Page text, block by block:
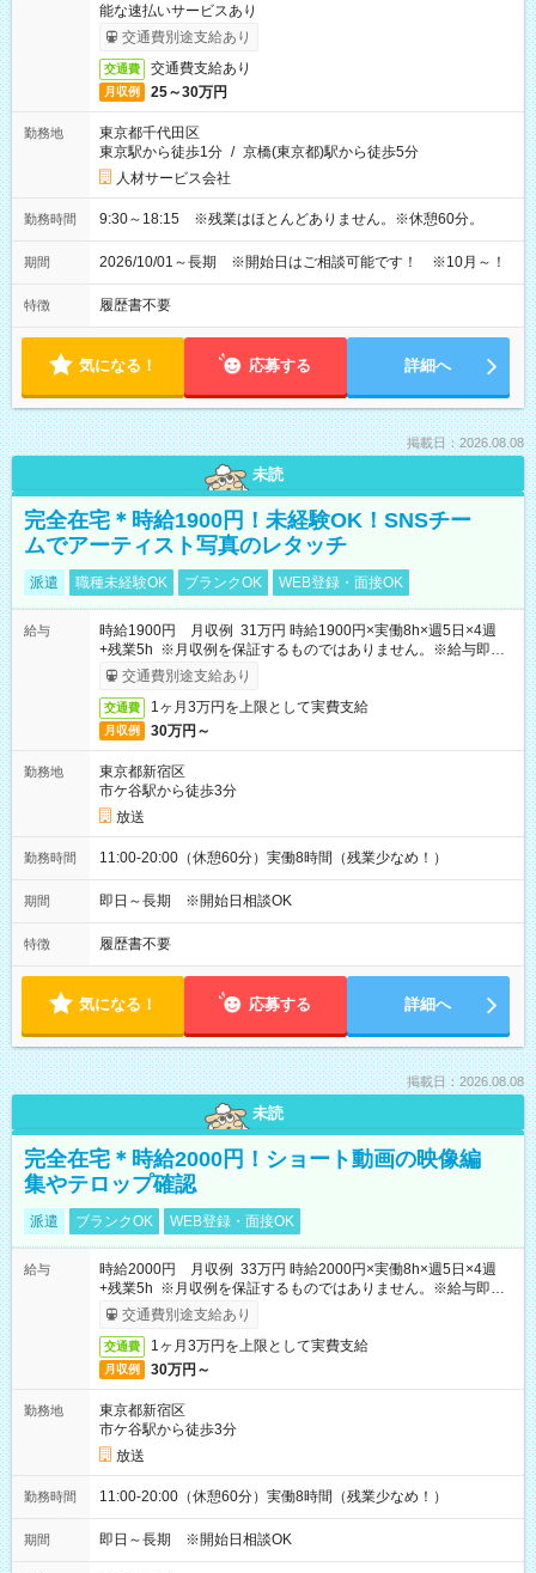
能な速払いサービスあり
交通費別途支給あり
交通費 交通費支給あり
月収例 25～30万円
勤務地
東京都千代田区
東京駅から徒歩1分 / 京橋(東京都)駅から徒歩5分
人材サービス会社
勤務時間 9:30～18:15 ※残業はほとんどありません。※休憩60分。
期間 2026/10/01～長期 ※開始日はご相談可能です！ ※10月～！
特徴 履歴書不要
気になる！ 応募する 詳細へ
掲載日：2026.08.08
未読
完全在宅＊時給1900円！未経験OK！SNSチー
ムでアーティスト写真のレタッチ
派遣 職種未経験OK ブランクOK WEB登録・面接OK
給与
時給1900円 月収例 31万円 時給1900円×実働8h×週5日×4週
+残業5h ※月収例を保証するものではありません。※給与即受
取りサービス利用可（利用条件有）
交通費別途支給あり
交通費 1ヶ月3万円を上限として実費支給
月収例 30万円～
勤務地
東京都新宿区
市ケ谷駅から徒歩3分
放送
勤務時間 11:00-20:00（休憩60分）実働8時間（残業少なめ！）
期間 即日～長期 ※開始日相談OK
特徴 履歴書不要
気になる！ 応募する 詳細へ
掲載日：2026.08.08
未読
完全在宅＊時給2000円！ショート動画の映像編
集やテロップ確認
派遣 ブランクOK WEB登録・面接OK
給与
時給2000円 月収例 33万円 時給2000円×実働8h×週5日×4週
+残業5h ※月収例を保証するものではありません。※給与即受
取りサービス利用可（利用条件有）
交通費別途支給あり
交通費 1ヶ月3万円を上限として実費支給
月収例 30万円～
勤務地
東京都新宿区
市ケ谷駅から徒歩3分
放送
勤務時間 11:00-20:00（休憩60分）実働8時間（残業少なめ！）
期間 即日～長期 ※開始日相談OK